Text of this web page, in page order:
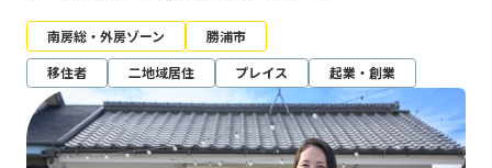
南房総・外房ゾーン
勝浦市
移住者
二地域居住 プレイス 起業・創業